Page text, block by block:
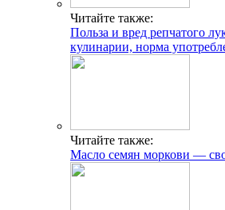
Читайте также:
Польза и вред репчатого
кулинарии, норма
Читайте также:
Масло семян моркови —